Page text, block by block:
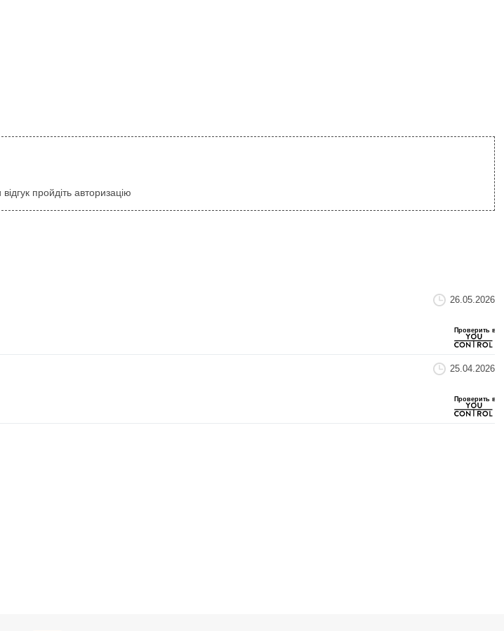
пройдіть авторизацію
26.05.2026
25.04.2026